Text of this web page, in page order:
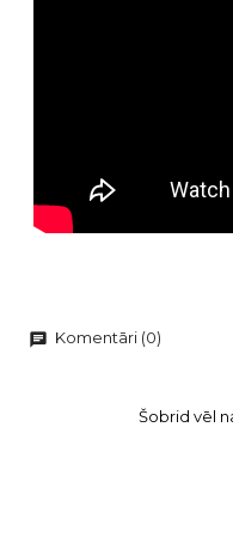
chat Komentāri (0)
Šobrid vēl